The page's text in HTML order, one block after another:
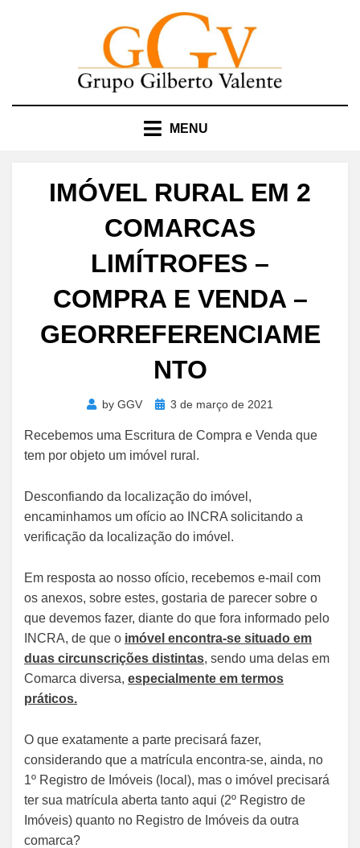
MENU
IMÓVEL RURAL EM 2
COMARCAS
LIMÍTROFES –
COMPRA E VENDA –
GEORREFERENCIAME
NTO
by GGV
Posted
3 de março de 2021
Recebemos uma Escritura de Compra e Venda que
tem por objeto um imóvel rural.
Desconfiando da localização do imóvel,
encaminhamos um ofício ao INCRA solicitando a
verificação da localização do imóvel.
Em resposta ao nosso ofício, recebemos e-mail com
os anexos, sobre estes, gostaria de parecer sobre o
que devemos fazer, diante do que fora informado pelo
INCRA, de que o imóvel encontra-se situado em
duas circunscrições distintas, sendo uma delas em
Comarca diversa, especialmente em termos
práticos.
O que exatamente a parte precisará fazer,
considerando que a matrícula encontra-se, ainda, no
1º Registro de Imóveis (local), mas o imóvel precisará
ter sua matrícula aberta tanto aqui (2º Registro de
Imóveis) quanto no Registro de Imóveis da outra
comarca?